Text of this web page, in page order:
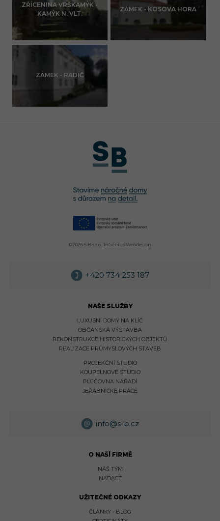
ZŘÍCENINA VRŠKAMÝK -
KAMÝK N. VLT.
ZÁMEK - KOSOVA HORA
ZÁMEK - RADÍČ
©2026 S-B s.r.o., InGenius Webdesign
+420 734 253 187
NAŠE SLUŽBY
LUXUSNÍ DOMY NA KLÍČ
OBČANSKÁ VÝSTAVBA
REKONSTRUKCE HISTORICKÝCH OBJEKTŮ
REALIZACE PRŮMYSLOVÝCH STAVEB
PROJEKČNÍ STUDIO
KOUPELNOVÉ STUDIO
PŮJČOVNA NÁŘADÍ
JEŘÁBNICKÉ PRÁCE
info@s-b.cz
O NAŠÍ FIRMĚ
NÁŠ TÝM
NADACE
UŽITEČNÉ ODKAZY
ČLÁNKY - BLOG